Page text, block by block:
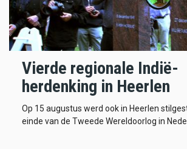
Vierde regionale Indië-
herdenking in Heerlen
Op 15 augustus werd ook in Heerlen
einde van de Tweede Wereldoorlog in